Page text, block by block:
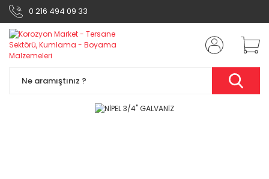
0 216 494 09 33